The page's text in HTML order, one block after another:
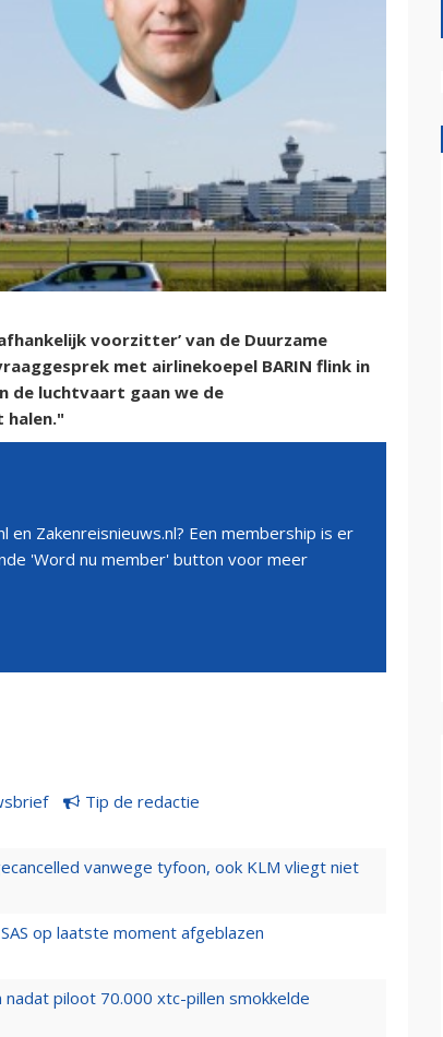
voorzitter’ van de Duurzame
met airlinekoepel BARIN flink in
de luchtvaart gaan we de
halen."
Zakenreisnieuws.nl? Een membership is er
'Word nu member' button voor meer
Tip de redactie
vanwege tyfoon, ook KLM vliegt niet
op laatste moment afgeblazen
piloot 70.000 xtc-pillen smokkelde